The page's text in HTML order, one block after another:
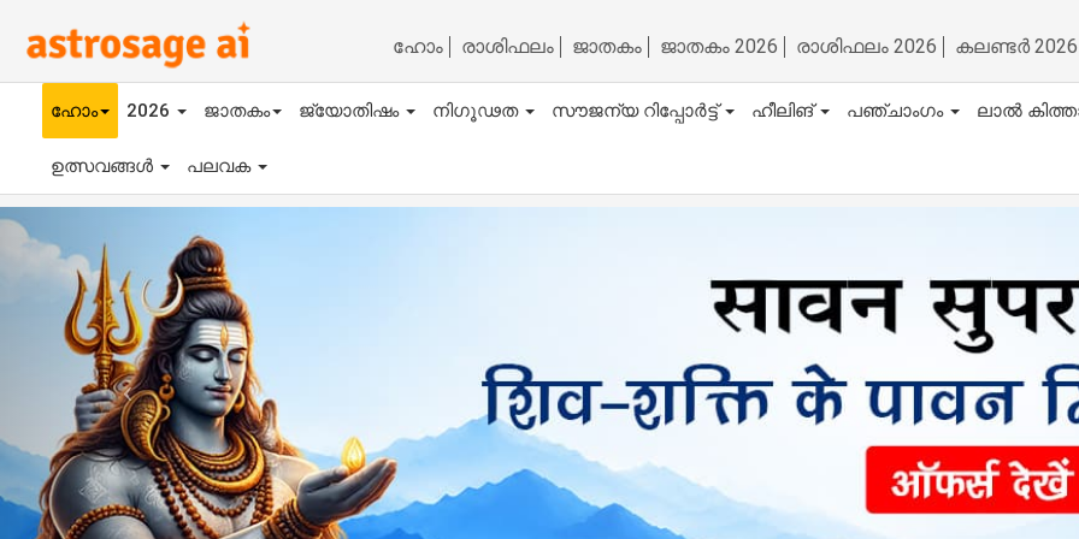
ഹോം രാശിഫലം ജാതകം ജാതകം 2026 രാശിഫലം 2026 കലണ്ടർ 2026
ഹോം 2026 ജാതകം ജ്യോതിഷം നിഗൂഢത സൗജന്യ റിപ്പോർട്ട് ഹീലിങ് പഞ്ചാംഗം ലാൽ
ഉത്സവങ്ങൾ പലവക
Previous